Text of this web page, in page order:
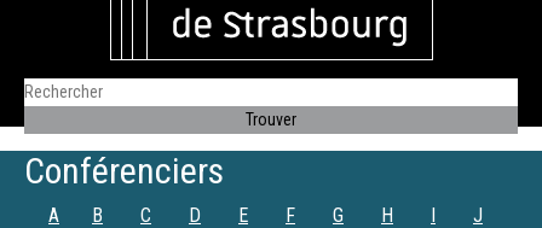
Conférenciers
A B C D E F G H I
J